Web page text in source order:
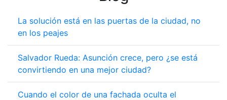
La solución está en las puertas de la ciudad, no
en los peajes
Salvador Rueda: Asunción crece, pero ¿se está
convirtiendo en una mejor ciudad?
Cuando el color de una fachada oculta el